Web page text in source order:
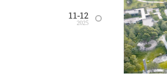
11-12
2025